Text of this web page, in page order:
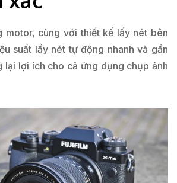
motor, cùng với thiết kế lấy nét bên
suất lấy nét tự động nhanh và gần
lại lợi ích cho cả ứng dụng chụp ảnh